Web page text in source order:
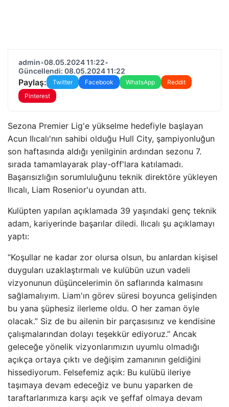
admin•08.05.2024 11:22•
Güncellendi: 08.05.2024 11:22
Paylaş: Twitter Facebook WhatsApp
Reddit
Pinterest
Sezona Premier Lig'e yükselme hedefiyle başlayan
Acun Ilıcalı'nın sahibi olduğu Hull City, şampiyonluğun
son haftasında aldığı yenilginin ardından sezonu 7.
sırada tamamlayarak play-off'lara katılamadı.
Başarısızlığın sorumluluğunu teknik direktöre yükleyen
Ilıcalı, Liam Rosenior'u oyundan attı.
Kulüpten yapılan açıklamada 39 yaşındaki genç teknik
adam, kariyerinde başarılar diledi. Ilıcalı şu açıklamayı
yaptı:
“Koşullar ne kadar zor olursa olsun, bu anlardan kişisel
duyguları uzaklaştırmalı ve kulübün uzun vadeli
vizyonunun düşüncelerimin ön saflarında kalmasını
sağlamalıyım. Liam'ın görev süresi boyunca gelişinden
bu yana şüphesiz ilerleme oldu. O her zaman öyle
olacak.” Siz de bu ailenin bir parçasısınız ve kendisine
çalışmalarından dolayı teşekkür ediyoruz.” Ancak
geleceğe yönelik vizyonlarımızın uyumlu olmadığı
açıkça ortaya çıktı ve değişim zamanının geldiğini
hissediyorum. Felsefemiz açık: Bu kulübü ileriye
taşımaya devam edeceğiz ve bunu yaparken de
taraftarlarımıza karşı açık ve şeffaf olmaya devam